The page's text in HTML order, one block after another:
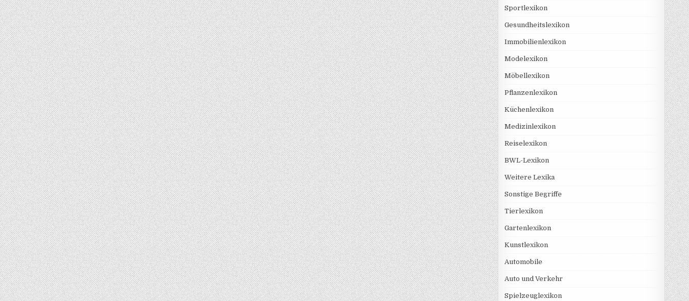
Sportlexikon
Gesundheitslexikon
Immobilienlexikon
Modelexikon
Möbellexikon
Pflanzenlexikon
Küchenlexikon
Medizinlexikon
Reiselexikon
BWL-Lexikon
Weitere Lexika
Sonstige Begriffe
Tierlexikon
Gartenlexikon
Kunstlexikon
Automobile
Auto und Verkehr
Spielzeuglexikon